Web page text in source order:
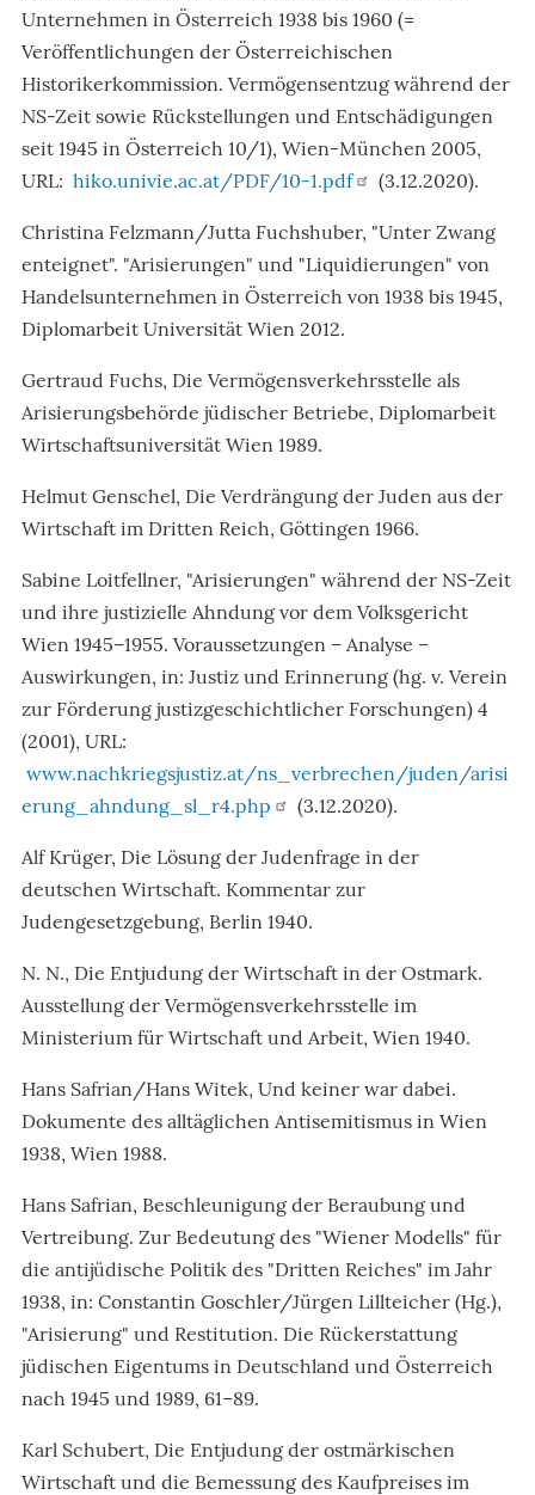
Unternehmen in Österreich 1938 bis 1960 (=
Veröffentlichungen der Österreichischen
Historikerkommission. Vermögensentzug während der
NS-Zeit sowie Rückstellungen und Entschädigungen
seit 1945 in Österreich 10/1), Wien-München 2005,
URL: hiko.univie.ac.at/PDF/10-1.pdf (3.12.2020).
Christina Felzmann/Jutta Fuchshuber, "Unter Zwang
enteignet". "Arisierungen" und "Liquidierungen" von
Handelsunternehmen in Österreich von 1938 bis 1945,
Diplomarbeit Universität Wien 2012.
Gertraud Fuchs, Die Vermögensverkehrsstelle als
Arisierungsbehörde jüdischer Betriebe, Diplomarbeit
Wirtschaftsuniversität Wien 1989.
Helmut Genschel, Die Verdrängung der Juden aus der
Wirtschaft im Dritten Reich, Göttingen 1966.
Sabine Loitfellner, "Arisierungen" während der NS-Zeit
und ihre justizielle Ahndung vor dem Volksgericht
Wien 1945–1955. Voraussetzungen – Analyse –
Auswirkungen, in: Justiz und Erinnerung (hg. v. Verein
zur Förderung justizgeschichtlicher Forschungen) 4
(2001), URL:
www.nachkriegsjustiz.at/ns_verbrechen/juden/arisi
erung_ahndung_sl_r4.php
(3.12.2020).
Alf Krüger, Die Lösung der Judenfrage in der
deutschen Wirtschaft. Kommentar zur
Judengesetzgebung, Berlin 1940.
N. N., Die Entjudung der Wirtschaft in der Ostmark.
Ausstellung der Vermögensverkehrsstelle im
Ministerium für Wirtschaft und Arbeit, Wien 1940.
Hans Safrian/Hans Witek, Und keiner war dabei.
Dokumente des alltäglichen Antisemitismus in Wien
1938, Wien 1988.
Hans Safrian, Beschleunigung der Beraubung und
Vertreibung. Zur Bedeutung des "Wiener Modells" für
die antijüdische Politik des "Dritten Reiches" im Jahr
1938, in: Constantin Goschler/Jürgen Lillteicher (Hg.),
"Arisierung" und Restitution. Die Rückerstattung
jüdischen Eigentums in Deutschland und Österreich
nach 1945 und 1989, 61–89.
Karl Schubert, Die Entjudung der ostmärkischen
Wirtschaft und die Bemessung des Kaufpreises im